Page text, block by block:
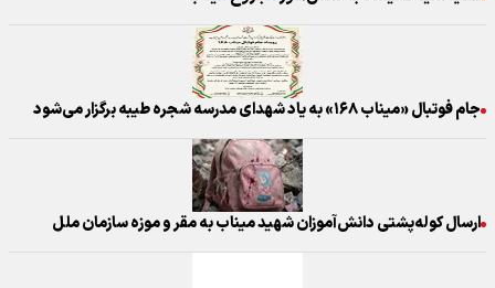
جام فوتبال «میناب ۱۶۸» به یاد شهدای مدرسه شجره طیبه برگزار می‌شود
ارسال کوله‌پشتی دانش‌آموزان شهید میناب به مقر و موزه سازمان ملل